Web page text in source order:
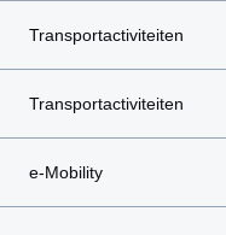
Transportactiviteiten
Transportactiviteiten
e-Mobility